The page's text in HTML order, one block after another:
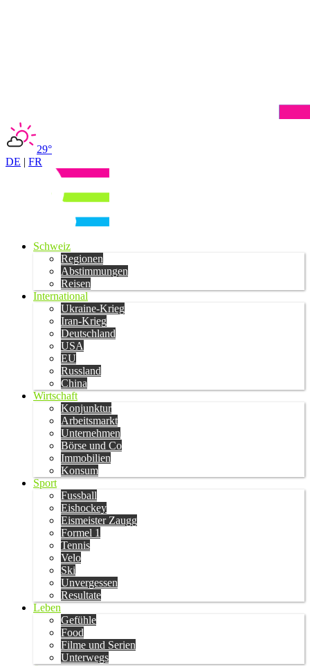
29°
DE | FR
Schweiz
Regionen
Abstimmungen
Reisen
International
Ukraine-Krieg
Iran-Krieg
Deutschland
USA
EU
Russland
China
Wirtschaft
Konjunktur
Arbeitsmarkt
Unternehmen
Börse und Co
Immobilien
Konsum
Sport
Fussball
Eishockey
Eismeister Zaugg
Formel 1
Tennis
Velo
Ski
Unvergessen
Resultate
Leben
Gefühle
Food
Filme und Serien
Unterwegs